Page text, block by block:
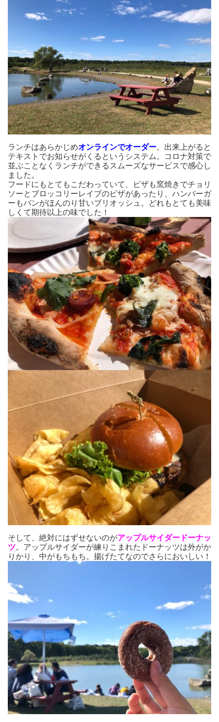
ランチはあらかじめオンラインでオーダー。出来上がると
テキストでお知らせがくるというシステム。コロナ対策で
並ぶことなくランチができるスムーズなサービスで感心し
ました。
フードにもとてもこだわっていて、ピザも窯焼きでチョリ
ソーとブロッコリーレイブのピザがあったり、ハンバーガ
ーもバンがほんのり甘いブリオッシュ。どれもとても美味
しくて期待以上の味でした！
そして、絶対にはずせないのがアップルサイダードーナッ
ツ。アップルサイダーが練りこまれたドーナッツは外がか
りかり、中がもちもち。揚げたてなのでさらにおいしい！